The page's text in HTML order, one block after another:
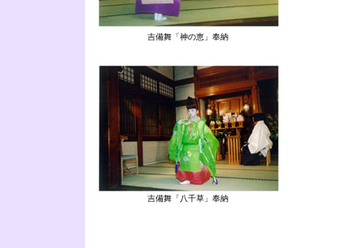
吉備舞「神の恵」奉納
吉備舞「八千草」奉納